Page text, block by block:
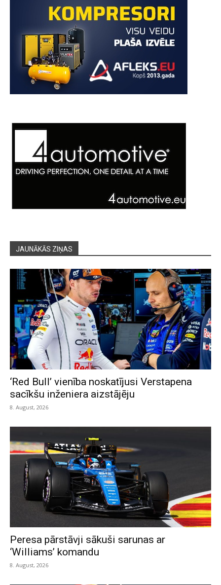
JAUNĀKĀS ZIŅAS
‘Red Bull’ vienība noskatījusi Verstapena
sacīkšu inženiera aizstājēju
8. August, 2026
Peresa pārstāvji sākuši sarunas ar
‘Williams’ komandu
8. August, 2026